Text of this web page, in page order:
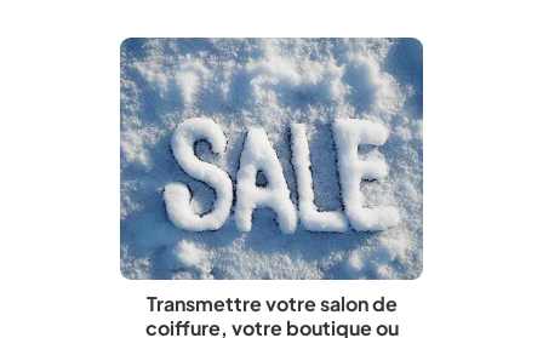
Transmettre votre salon de
coiffure, votre boutique ou